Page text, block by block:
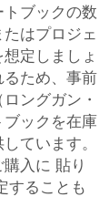
ブックの数
はプロジェ
定しましょ
るため、事前
ングガン・
ックを在庫
ています。
購入に 貼り
することも